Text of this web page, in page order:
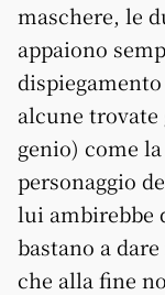
maschere, le
appaiono
alcune trovate
genio) come
personaggio
lui ambirebbe
bastano a
che alla fine